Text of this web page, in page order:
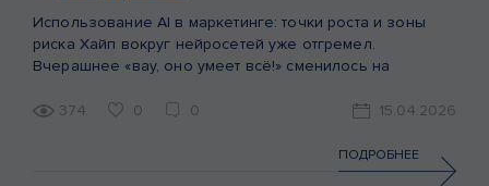
Использование AI в маркетинге: точки роста и зоны
риска Хайп вокруг нейросетей уже отгремел.
Вчерашнее «вау, оно умеет всё!» сменилось на
взрослеет. Бизнес перестает внедрять технологии ради
кратный рост эффективности, а где рушит доверие
аудитории. Сегодня главный вопрос не в том, […]
374 0 0 15.04.2026
ПОДРОБНЕЕ